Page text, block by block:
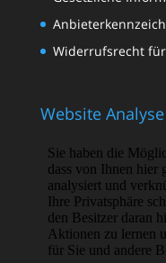
Widerrufsrecht
Website Analyse